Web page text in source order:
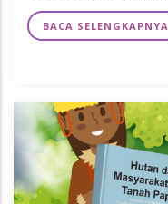
BACA SELENGKAPNYA